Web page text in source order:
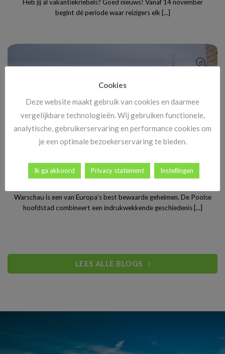
Heb jij al vakantiekriebels? Goed nieuws! Vanaf 14 november
begint dé periode waar reizigers elk [...]
Stedentrip Warschau: ontdek de verrassende charme van
Polen’s bruisende hoofdstad
Warschau is een van Europa’s best bewaarde geheimen. De Poolse
hoofdstad combineert een indrukwekkende geschiedenis [...]
LEES ALLE BLOGS
Cookies
Deze website maakt gebruik van cookies en daarmee
vergelijkbare technologieën. Wij gebruiken functionele,
analytische, gebruikerservaring en performance cookies om
je een optimale bezoekerservaring te bieden.
Ik ga akkoord Privacy statement Instellingen